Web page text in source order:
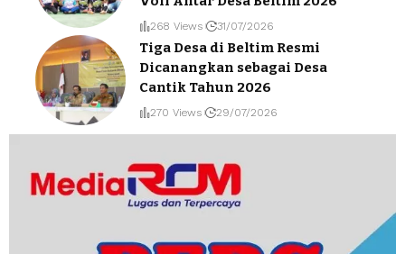
268 Views 31/07/2026
Tiga Desa di Beltim Resmi
Dicanangkan sebagai Desa
Cantik Tahun 2026
270 Views 29/07/2026